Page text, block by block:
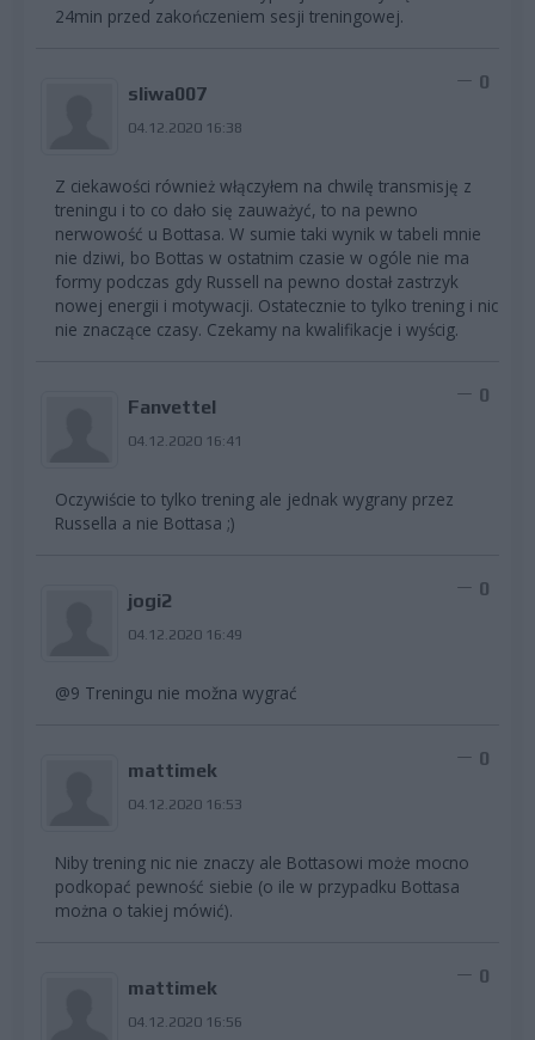
24min przed zakończeniem sesji treningowej.
sliwa007
04.12.2020 16:38
0
Z ciekawości również włączyłem na chwilę transmisję z
treningu i to co dało się zauważyć, to na pewno
nerwowość u Bottasa. W sumie taki wynik w tabeli mnie
nie dziwi, bo Bottas w ostatnim czasie w ogóle nie ma
formy podczas gdy Russell na pewno dostał zastrzyk
nowej energii i motywacji. Ostatecznie to tylko trening i nic
nie znaczące czasy. Czekamy na kwalifikacje i wyścig.
Fanvettel
04.12.2020 16:41
0
Oczywiście to tylko trening ale jednak wygrany przez
Russella a nie Bottasa ;)
jogi2
04.12.2020 16:49
0
@9 Treningu nie možna wygrać
mattimek
04.12.2020 16:53
0
Niby trening nic nie znaczy ale Bottasowi może mocno
podkopać pewność siebie (o ile w przypadku Bottasa
można o takiej mówić).
mattimek
04.12.2020 16:56
0